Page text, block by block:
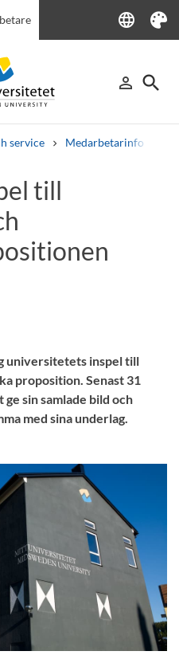
language
Language
Tema
person_outline
Logga in
search
Sök
service Medarbetarinfo
till
universitetets inspel till
proposition. Senast 31
sin samlade bild och
med sina underlag.